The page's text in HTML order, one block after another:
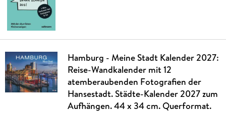
Hamburg - Meine Stadt Kalender 2027:
Reise-Wandkalender mit 12
atemberaubenden Fotografien der
Hansestadt. Städte-Kalender 2027 zum
Aufhängen. 44 x 34 cm. Querformat.